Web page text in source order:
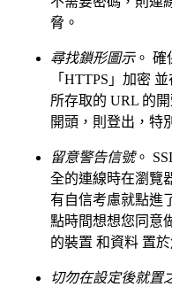
脅。
尋找鎖形圖示。 確
「HTTPS」加密
所存取的 URL 的
開頭，則登出，特
留意警告信號。
全的連線時在瀏覽
有自信考慮就點進
點時間想想您同意
的裝置 和資料 置於
切勿在設定後就置